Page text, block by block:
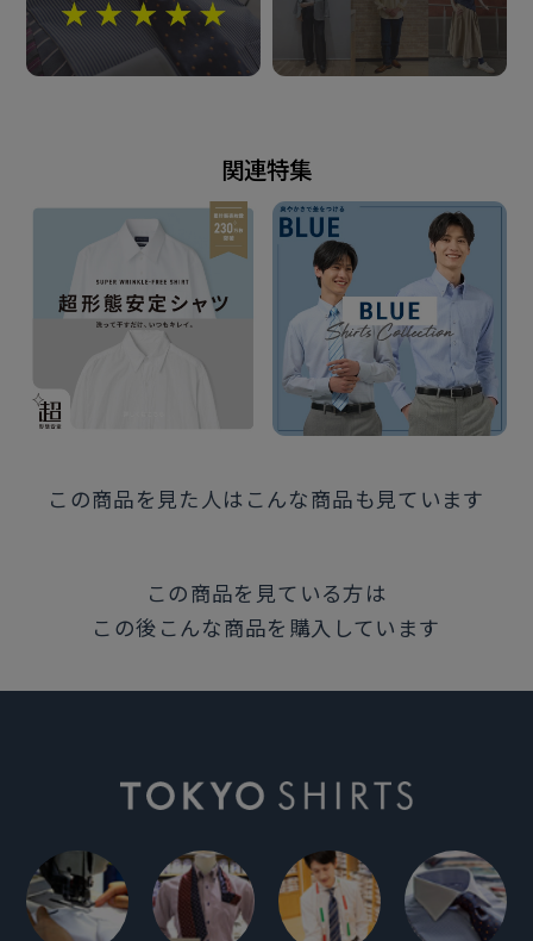
（アジャストボタン）
中丸カフス
胸ポケット（左胸）付き（ホームベース型）
台衿内側・カフス裏側：別布仕様
原産国
ベトナム
注意点
があるため、お洗濯時は 衣類の組合わせにご注意くだ
2025年12月11日
関連特集
この商品を見た人はこんな商品も見ています
この商品を見ている方は
この後こんな商品を購入しています